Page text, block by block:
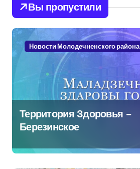
Вы пропустили
Новости Молодечненского района
Территория Здоровья –
Березинское